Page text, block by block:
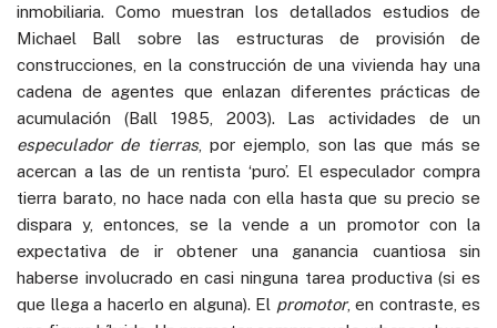
inmobiliaria. Como muestran los detallados estudios de
Michael Ball sobre las estructuras de provisión de
construcciones, en la construcción de una vivienda hay una
cadena de agentes que enlazan diferentes prácticas de
acumulación (Ball 1985, 2003). Las actividades de un
especulador de tierras, por ejemplo, son las que más se
acercan a las de un rentista ‘puro’. El especulador compra
tierra barato, no hace nada con ella hasta que su precio se
dispara y, entonces, se la vende a un promotor con la
expectativa de ir obtener una ganancia cuantiosa sin
haberse involucrado en casi ninguna tarea productiva (si es
que llega a hacerlo en alguna). El promotor, en contraste, es